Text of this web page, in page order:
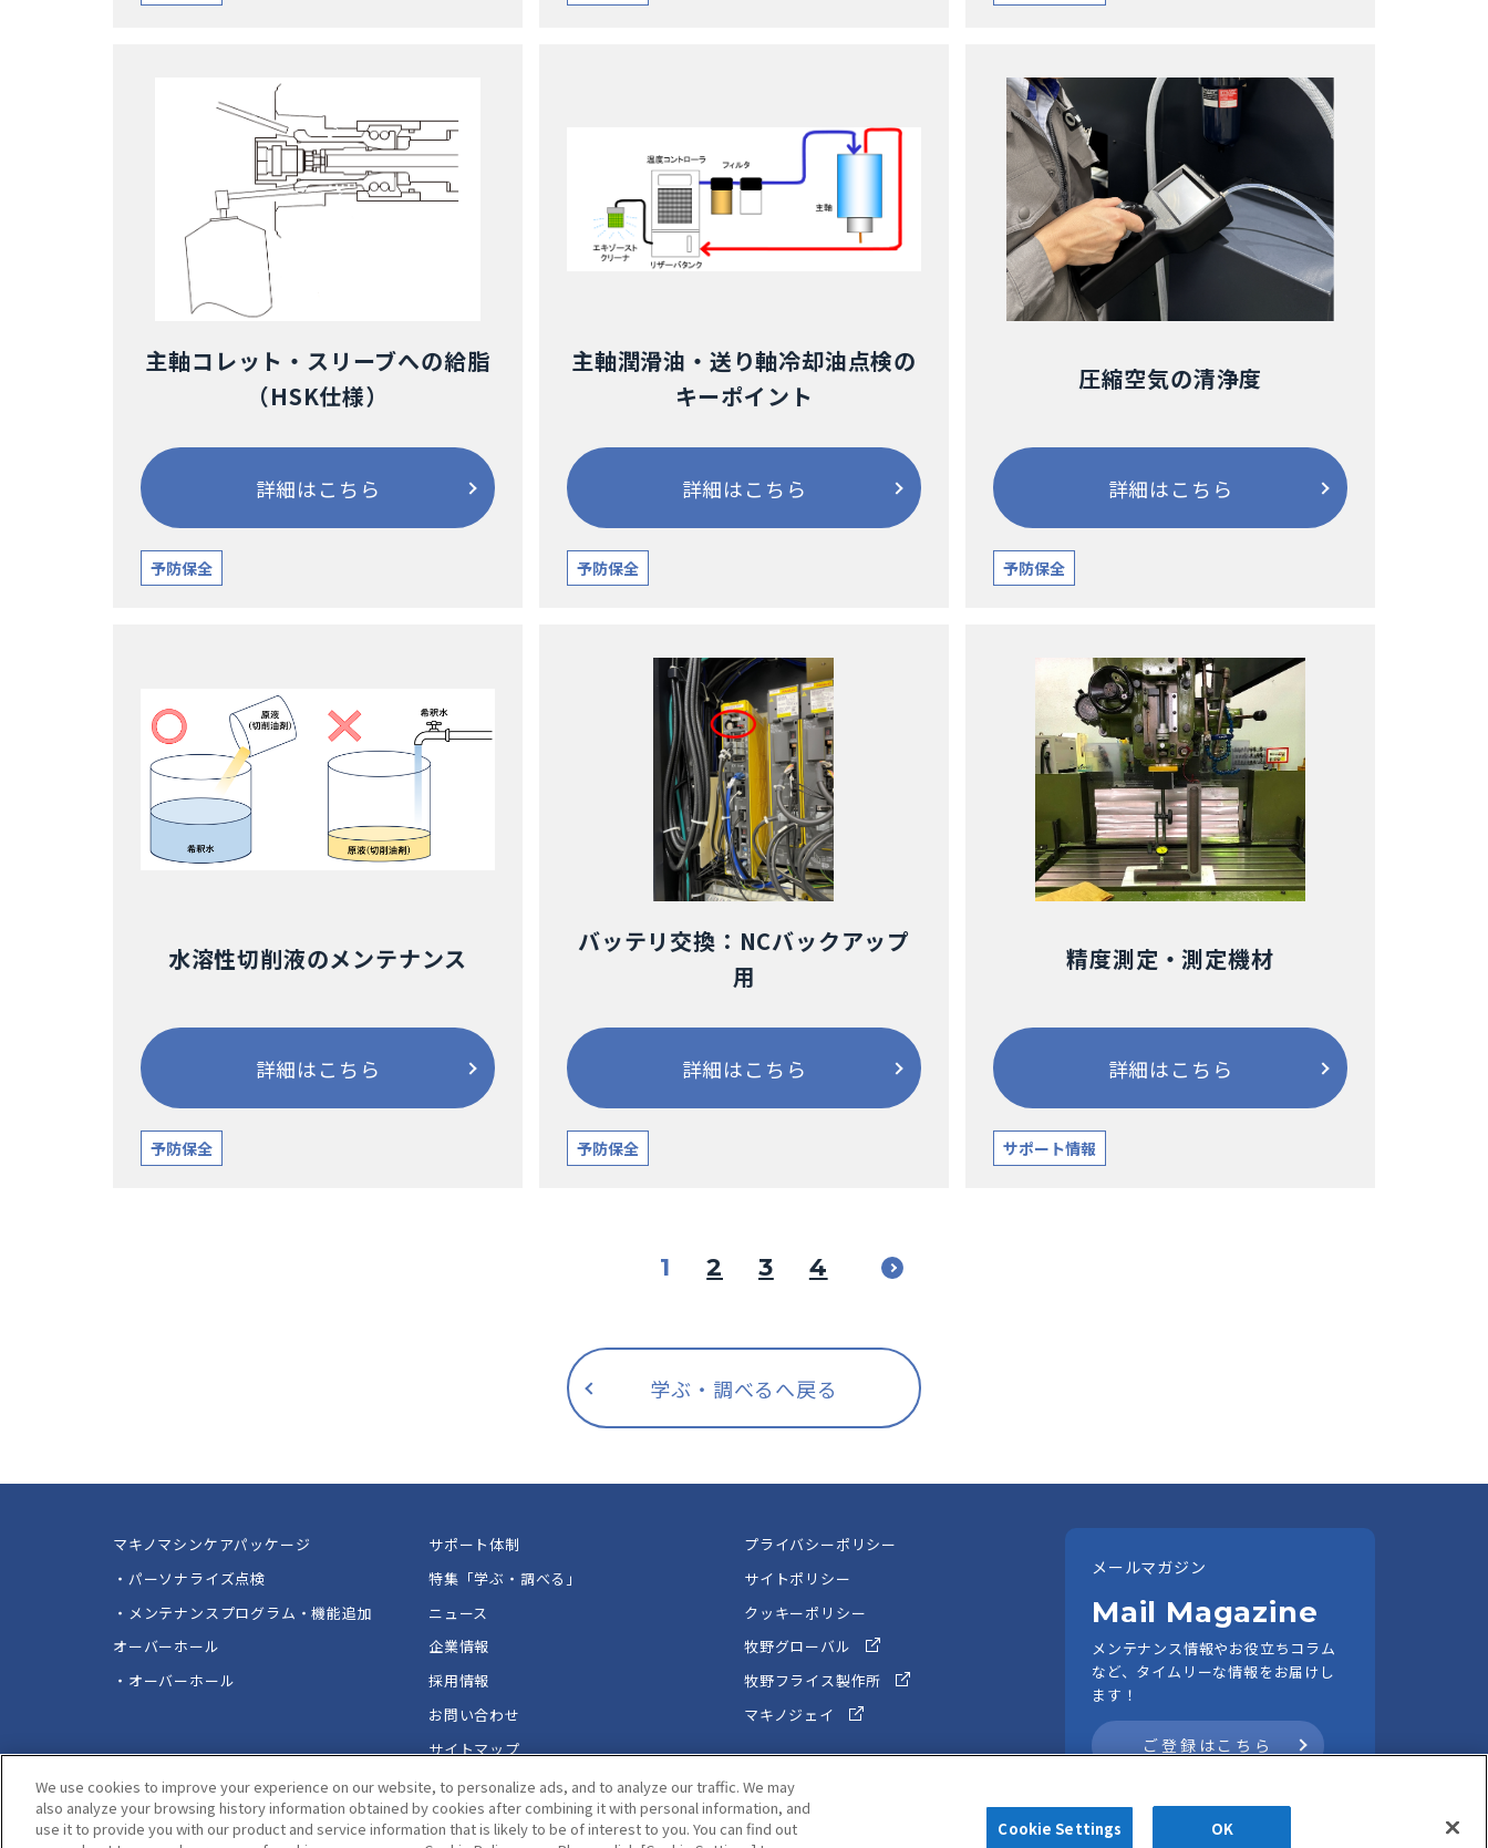
主軸コレット・スリーブへの給脂
（HSK仕様）
詳細はこちら
予防保全
主軸潤滑油・送り軸冷却油点検の
キーポイント
詳細はこちら
予防保全
圧縮空気の清浄度
詳細はこちら
予防保全
水溶性切削液のメンテナンス
詳細はこちら
予防保全
バッテリ交換：NCバックアップ
用
詳細はこちら
予防保全
精度測定・測定機材
詳細はこちら
サポート情報
1 2 3 4
学ぶ・調べるへ戻る
マキノマシンケアパッケージ
・パーソナライズ点検
・メンテナンスプログラム・機能追加
オーバーホール
・オーバーホール
サポート体制
特集「学ぶ・調べる」
ニュース
企業情報
採用情報
お問い合わせ
サイトマップ
プライバシーポリシー
サイトポリシー
クッキーポリシー
牧野グローバル
牧野フライス製作所
マキノジェイ
メールマガジン
Mail Magazine
メンテナンス情報やお役立ちコラム
など、タイムリーな情報をお届けし
ます！
ご登録はこちら
We use cookies to improve your experience on our website, to personalize ads, and to analyze our traffic. We may
also analyze your browsing history information obtained by cookies after combining it with personal information, and
use it to provide you with our product and service information that is likely to be of interest to you. You can find out
Cookie Settings OK